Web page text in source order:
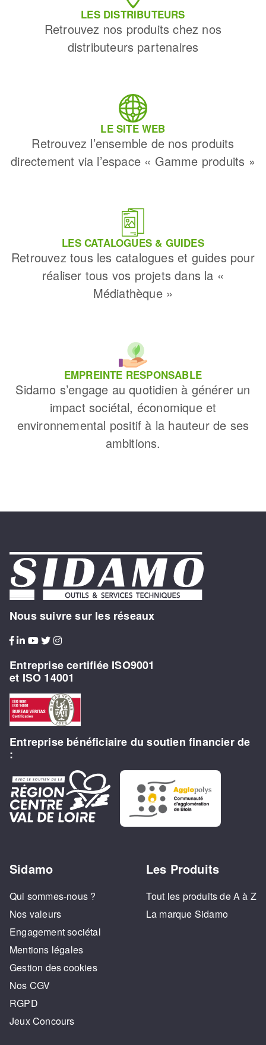
LES DISTRIBUTEURS
Retrouvez nos produits chez nos
distributeurs partenaires
LE SITE WEB
Retrouvez l’ensemble de nos produits
directement via l’espace « Gamme produits »
LES CATALOGUES & GUIDES
Retrouvez tous les catalogues et guides pour
réaliser tous vos projets dans la «
Médiathèque »
EMPREINTE RESPONSABLE
Sidamo s’engage au quotidien à générer un
impact sociétal, économique et
environnemental positif à la hauteur de ses
ambitions.
Nous suivre sur les réseaux
Entreprise certifiée ISO9001
et ISO 14001
Entreprise bénéficiaire du soutien financier de
:
Sidamo
Qui sommes-nous ?
Nos valeurs
Engagement sociétal
Mentions légales
Gestion des cookies
Nos CGV
RGPD
Jeux Concours
Les Produits
Tout les produits de A à Z
La marque Sidamo